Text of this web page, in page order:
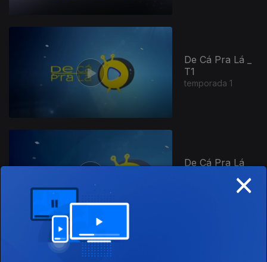
De Cá Pra Lá _
T1
temporada 1
De Cá Pra Lá _
×